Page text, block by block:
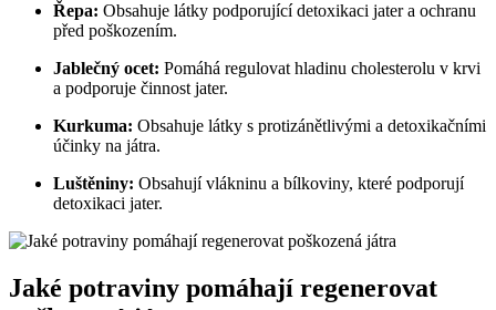
Řepa: Obsahuje látky podporující detoxikaci jater a ochranu
před poškozením.
Jablečný ocet: Pomáhá regulovat hladinu cholesterolu v krvi
a podporuje činnost jater.
Kurkuma: Obsahuje látky s protizánětlivými a detoxikačními
účinky na játra.
Luštěniny: Obsahují vlákninu a bílkoviny, které podporují
detoxikaci jater.
Jaké potraviny pomáhají regenerovat